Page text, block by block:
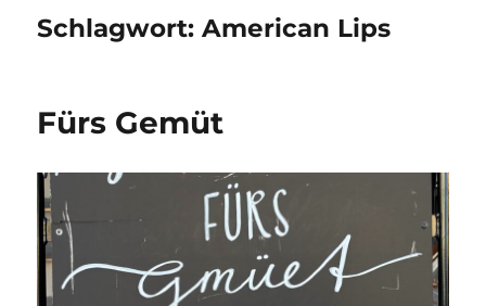
Schlagwort:American Lips
Fürs Gemüt